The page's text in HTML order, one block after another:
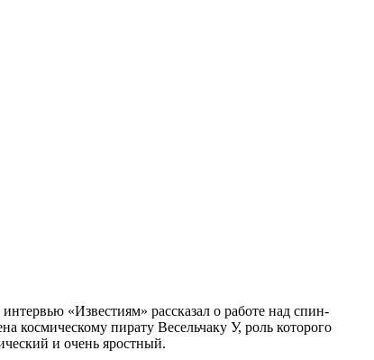
«Известиям» рассказал о работе над спин-
космическому пирату Весельчаку У, роль которого
и очень яростный.